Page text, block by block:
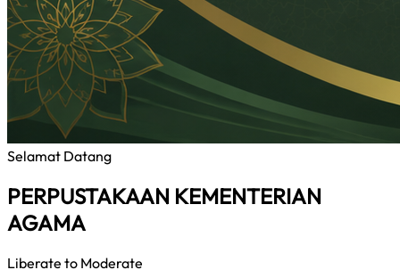
Selamat Datang
PERPUSTAKAAN KEMENTERIAN
AGAMA
Liberate to Moderate